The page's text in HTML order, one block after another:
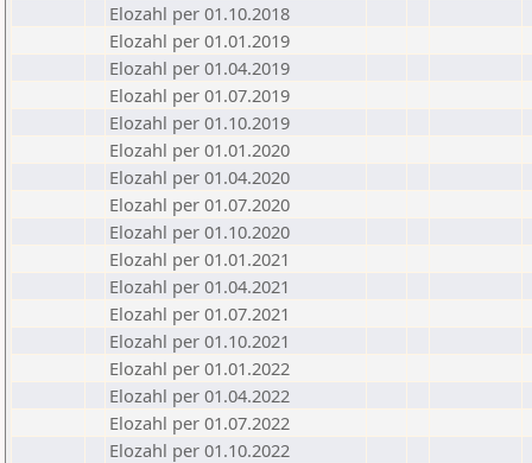
Elozahl per 01.10.2018
Elozahl per 01.01.2019
Elozahl per 01.04.2019
Elozahl per 01.07.2019
Elozahl per 01.10.2019
Elozahl per 01.01.2020
Elozahl per 01.04.2020
Elozahl per 01.07.2020
Elozahl per 01.10.2020
Elozahl per 01.01.2021
Elozahl per 01.04.2021
Elozahl per 01.07.2021
Elozahl per 01.10.2021
Elozahl per 01.01.2022
Elozahl per 01.04.2022
Elozahl per 01.07.2022
Elozahl per 01.10.2022